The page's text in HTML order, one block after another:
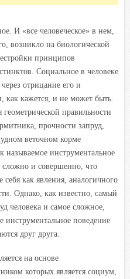
И «все человеческое» в нем,
возникло на биологической
принципов
Социальное в человеке
отрицание его и
как кажется, и не может быть.
геометрической правильности
прочности запруд,
веточном корме
называемое инструментальное
и совершенно, что
как явления, аналогичного
Однако, как известно, самый
человека и самое сложное,
инструментальное поведение
друг друга.
на основе
которых является социум,